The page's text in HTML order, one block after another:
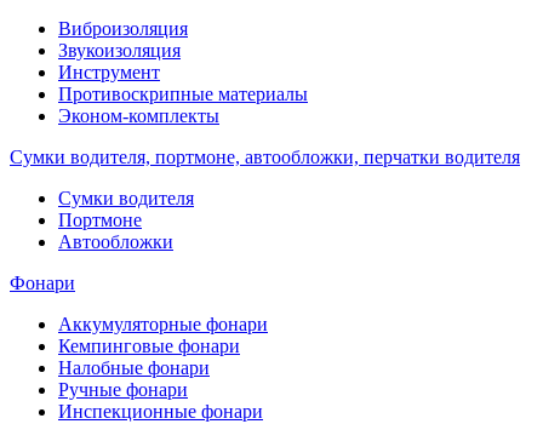
Виброизоляция
Звукоизоляция
Инструмент
Противоскрипные материалы
Эконом-комплекты
Сумки водителя, портмоне, автообложки, перчатки водителя
Cумки водителя
Портмоне
Автообложки
Фонари
Аккумуляторные фонари
Кемпинговые фонари
Налобные фонари
Ручные фонари
Инспекционные фонари